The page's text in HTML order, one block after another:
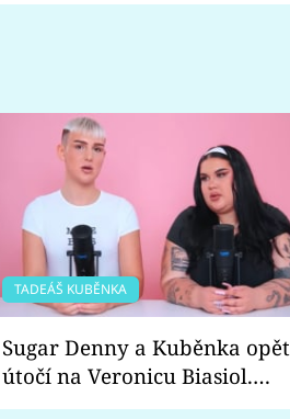
TADEÁŠ KUBĚNKA
Sugar Denny a Kuběnka opět
útočí na Veronicu Biasiol.
Proč je podle nich falešná a